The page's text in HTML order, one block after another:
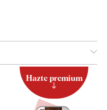
Hazte premium